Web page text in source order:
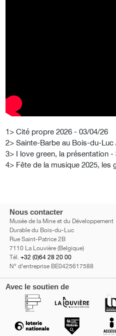
1> Cité propre 2026 - 03/04/26
2> Sainte-Barbe au Bois-du-Luc
3> I love green, la présentation -
4> Fête de la musique 2025, les
Nous contacter
Musée de la Mine et du Développement
Durable du Bois-du-Luc
Rue Saint-Patrice 2B
7110 La Louvière (Belgique)
Tél. +32 (0)64 28 20 00
N° d'entreprise BE0425617588
Avec le soutien de